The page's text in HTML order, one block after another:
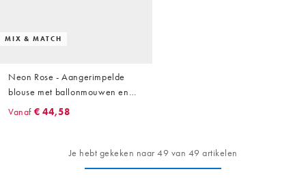
MIX & MATCH
Neon Rose - Aangerimpelde
blouse met ballonmouwen en
gingham ruit in zwart, deel van
Vanaf € 44,58
Je hebt gekeken naar 49 van 49 artikelen